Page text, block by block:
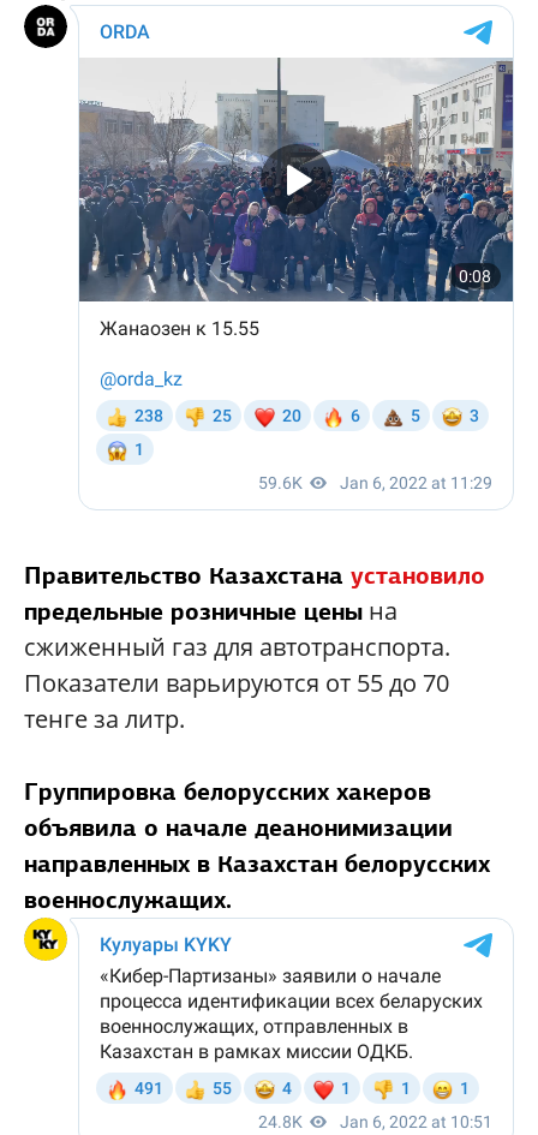
Правительство Казахстана установило
предельные розничные цены на
сжиженный газ для автотранспорта.
Показатели варьируются от 55 до 70
тенге за литр.
Группировка белорусских хакеров
объявила о начале деанонимизации
направленных в Казахстан белорусских
военнослужащих.